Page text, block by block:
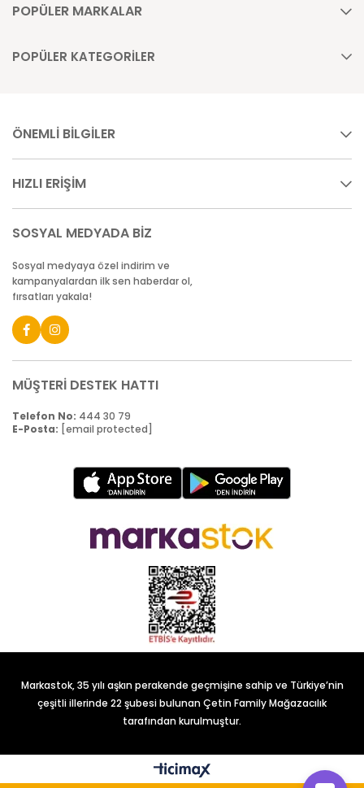
POPÜLER MARKALAR
POPÜLER KATEGORİLER
ÖNEMLİ BİLGİLER
HIZLI ERİŞİM
SOSYAL MEDYADA BİZ
Sosyal medyaya özel indirim ve
kampanyalardan ilk sen haberdar ol,
fırsatları yakala!
MÜŞTERİ DESTEK HATTI
Telefon No: 444 30 79
E-Posta: [email protected]
Markastok, 35 yılı aşkın perakende geçmişine sahip ve Türkiye’nin
çeşitli illerinde 22 şubesi bulunan Çetin Family Mağazacılık
tarafından kurulmuştur.